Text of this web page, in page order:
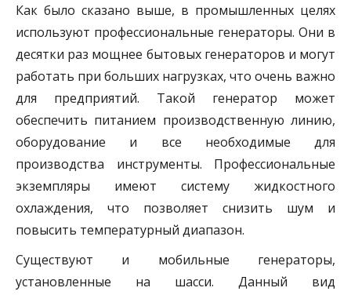
Как было сказано выше, в промышленных целях
используют профессиональные генераторы. Они в
десятки раз мощнее бытовых генераторов и могут
работать при больших нагрузках, что очень важно
для предприятий. Такой генератор может
обеспечить питанием производственную линию,
оборудование и все необходимые для
производства инструменты. Профессиональные
экземпляры имеют систему жидкостного
охлаждения, что позволяет снизить шум и
повысить температурный диапазон.
Существуют и мобильные генераторы,
установленные на шасси. Данный вид